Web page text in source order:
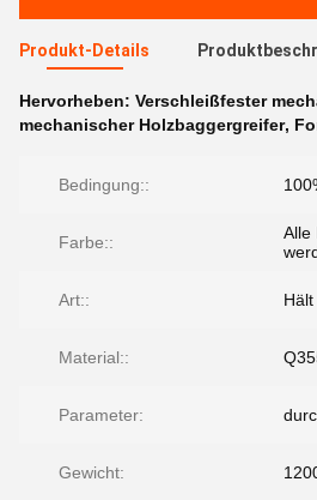
Produkt-Details
Hervorheben: Verschleißfester
mechanischer Holzbaggergreifer,
Bedingung::
Farbe::
Alle
Art::
Material::
Parameter:
Gewicht: